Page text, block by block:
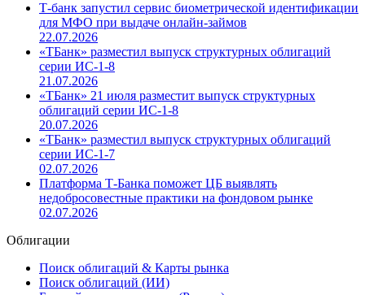
Т-банк запустил сервис биометрической идентификации
для МФО при выдаче онлайн-займов
22.07.2026
«ТБанк» разместил выпуск структурных облигаций
серии ИС-1-8
21.07.2026
«ТБанк» 21 июля разместит выпуск структурных
облигаций серии ИС-1-8
20.07.2026
«ТБанк» разместил выпуск структурных облигаций
серии ИС-1-7
02.07.2026
Платформа Т-Банка поможет ЦБ выявлять
недобросовестные практики на фондовом рынке
02.07.2026
Облигации
Поиск облигаций & Карты рынка
Поиск облигаций (ИИ)